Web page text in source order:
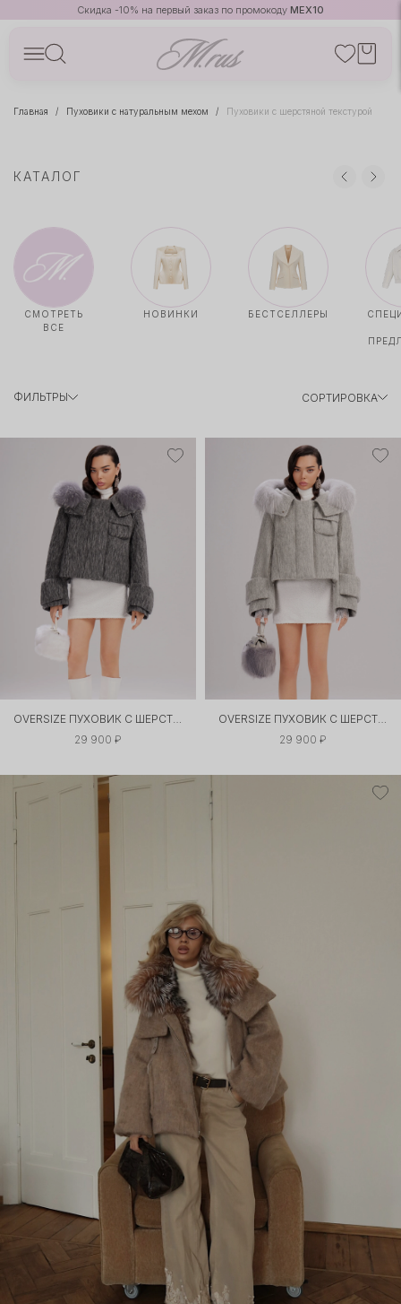
Скидка -10% на первый заказ по промокоду MEX10
Главная Пуховики с натуральным мехом Пуховики с шерстяной текстурой
КАТАЛОГ
СМОТРЕТЬ
ВСЕ
НОВИНКИ БЕСТСЕЛЛЕРЫ
ФИЛЬТРЫ СОРТИРОВКА
OVERSIZE ПУХОВИК С ШЕРСТЯНОЙ ФАКТУРОЙ
29 900 ₽
OVERSIZE ПУХОВИК С ШЕРСТЯНОЙ ФАКТУРОЙ
29 900 ₽